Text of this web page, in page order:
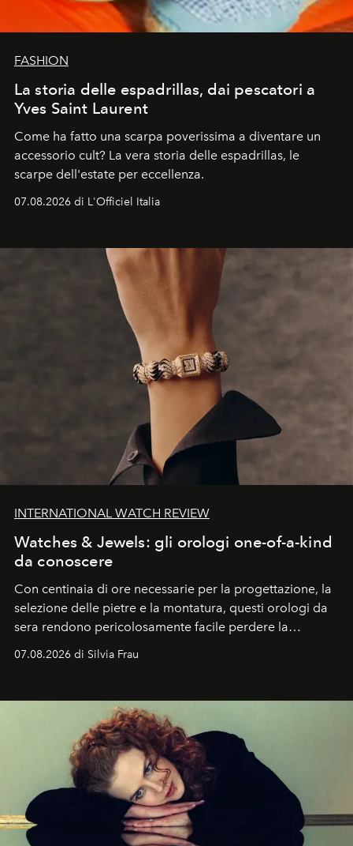
FASHION
La storia delle espadrillas, dai pescatori a
Yves Saint Laurent
Come ha fatto una scarpa poverissima a diventare un
accessorio cult? La vera storia delle espadrillas, le
scarpe dell'estate per eccellenza.
07.08.2026 di L'Officiel Italia
INTERNATIONAL WATCH REVIEW
Watches & Jewels: gli orologi one-of-a-kind
da conoscere
Con centinaia di ore necessarie per la progettazione, la
selezione delle pietre e la montatura, questi orologi da
sera rendono pericolosamente facile perdere la
cognizione del tempo. Ma con quadranti così
07.08.2026 di Silvia Frau